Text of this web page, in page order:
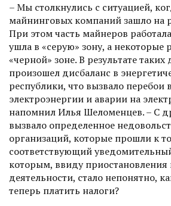
– Мы столкнулись с ситуацией,
майнинговых компаний зашло на
При этом часть майнеров
ушла в «серую» зону, а некоторые
«черной» зоне. В результате таких
произошел дисбаланс в
республики, что вызвало перебои
электроэнергии и аварии на
напомнил Илья Шеломенцев. – С
вызвало определенное
организаций, которые прошли к
соответствующий
которым, ввиду
деятельности, стало непонятно,
теперь платить налоги?